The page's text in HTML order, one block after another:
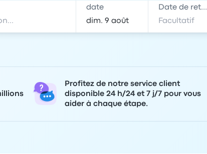
date Date de retour
Profitez de notre service client
disponible 24 h/24 et 7 j/7 pour vous
aider à chaque étape.